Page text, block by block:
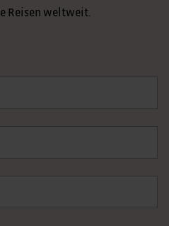
Reisen weltweit.